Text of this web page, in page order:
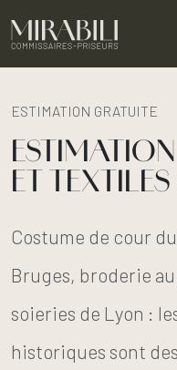
ESTIMATION GRATUITE
ET
Costume de cour
Bruges, broderie
soieries de Lyon :
historiques sont